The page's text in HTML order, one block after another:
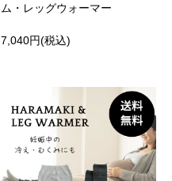
ム・レッグウォーマー
7,040円(税込)